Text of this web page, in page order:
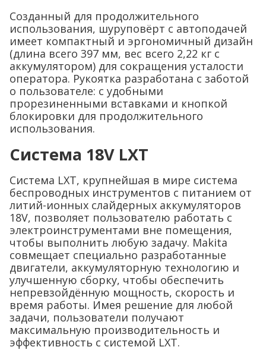
Созданный для продолжительного
использования, шуруповёрт с автоподачей
имеет компактный и эргономичный дизайн
(длина всего 397 мм, вес всего 2,22 кг с
аккумулятором) для сокращения усталости
оператора. Рукоятка разработана с заботой
о пользователе: с удобными
прорезиненными вставками и кнопкой
блокировки для продолжительного
использования.
Система 18V LXT
Система LXT, крупнейшая в мире система
беспроводных инструментов с питанием от
литий-ионных слайдерных аккумуляторов
18V, позволяет пользователю работать с
электроинструментами вне помещения,
чтобы выполнить любую задачу. Makita
совмещает специально разработанные
двигатели, аккумуляторную технологию и
улучшенную сборку, чтобы обеспечить
непревзойдённую мощность, скорость и
время работы. Имея решение для любой
задачи, пользователи получают
максимальную производительность и
эффективность с системой LXT.